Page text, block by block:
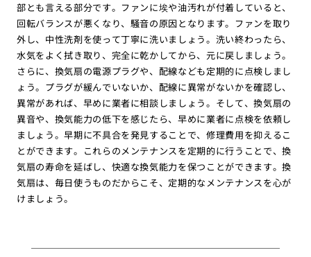
部とも言える部分です。ファンに埃や油汚れが付着していると、
回転バランスが悪くなり、騒音の原因となります。ファンを取り
外し、中性洗剤を使って丁寧に洗いましょう。洗い終わったら、
水気をよく拭き取り、完全に乾かしてから、元に戻しましょう。
さらに、換気扇の電源プラグや、配線なども定期的に点検しまし
ょう。プラグが緩んでいないか、配線に異常がないかを確認し、
異常があれば、早めに業者に相談しましょう。そして、換気扇の
異音や、換気能力の低下を感じたら、早めに業者に点検を依頼し
ましょう。早期に不具合を発見することで、修理費用を抑えるこ
とができます。これらのメンテナンスを定期的に行うことで、換
気扇の寿命を延ばし、快適な換気能力を保つことができます。換
気扇は、毎日使うものだからこそ、定期的なメンテナンスを心が
けましょう。